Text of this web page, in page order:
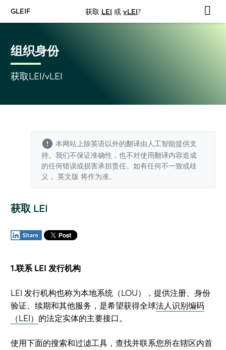
GLEIF 获取 LEI 或 vLEI?
组织身份
获取LEI/vLEI
本网站上除英语以外的翻译由人工智能提供支
持。我们不保证准确性，也不对使用翻译内容造成
的任何错误或损害承担责任。如有任何不一致或歧
义， 英文版 将作为准。
获取 LEI
1.联系 LEI 发行机构
LEI 发行机构也称为本地系统（LOU），提供注册、身份
验证、续期和其他服务，是希望获得全球法人识别编码
（LEI） 的法定实体的主要接口。
使用下面的搜索和过滤工具，查找并联系您所在辖区内首